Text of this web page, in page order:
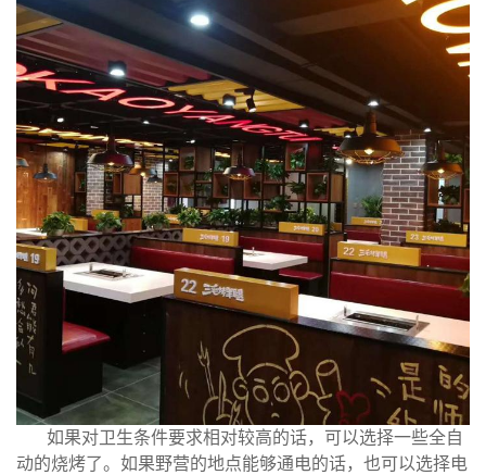
如果对卫生条件要求相对较高的话，可以选择一些全自
动的烧烤了。如果野营的地点能够通电的话，也可以选择电